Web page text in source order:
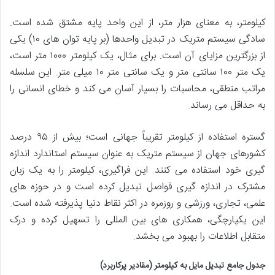
کیلومتر، به معنای هزار متر، از این واحد پایه مشتق شده است.
سادگی سیستم متریک در تبدیل واحدها (بر پایه توان های ۱۰) یکی
از بزرگترین مزایای آن است. برای مثال، یک کیلومتر ۱۰۰۰ متر است،
یک متر ۱۰۰ سانتی متر و یک سانتی متر ۱۰ میلی متر. این سلسله
مراتب منطقی، محاسبات را بسیار آسان می کند و خطای انسانی را
به حداقل می رساند.
گستره استفاده از کیلومتر تقریباً جهانی است؛ بیش از ۹۵ درصد
کشورهای جهان از سیستم متریک به عنوان سیستم استاندارد اندازه
گیری خود استفاده می کنند. این فراگیری، کیلومتر را به یک زبان
مشترک در اندازه گیری فواصل تبدیل کرده است و در حوزه های
علمی، تجاری، ورزشی و روزمره در اکثر نقاط دنیا پذیرفته شده است.
این یکپارچگی، همکاری های بین المللی را تسهیل کرده و درک
متقابل اطلاعات را بهبود می بخشد.
جدول جامع تبدیل مایل به کیلومتر (مقادیر پرکاربرد)